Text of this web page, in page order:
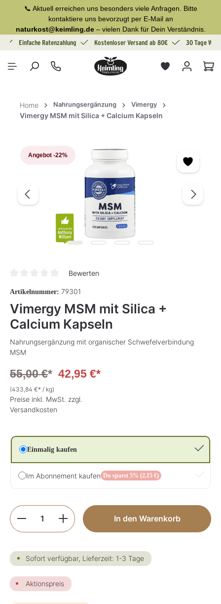
springen
📞 Aktuell erreichen uns besonders viele Anfragen. Bitte
kontaktiere uns bevorzugt per E-Mail an
naturkost@keimling.de– vielen Dank für Dein Verständnis.
Einfache Ratenzahlung Kostenloser Versand ab 80€ 30 Tage
Home Nahrungsergänzung Vimergy
Vimergy MSM mit Silica + Calcium Kapseln
Angebot -22%
Bewerten
Artikelnummer: 79301
Vimergy MSM mit Silica +
Calcium Kapseln
Nahrungsergänzung mit organischer Schwefelverbindung
MSM
55,00 €* 42,95 €*
(433,84 €* / kg)
Preise inkl. MwSt. zzgl.
Versandkosten
Einmalig kaufen
Im Abonnement kaufen Du sparst 5% (2,15 €)
Produkt Anzahl: Gib den gewünschten
In den Warenkorb
Sofort verfügbar, Lieferzeit: 1-3 Tage
Aktionspreis